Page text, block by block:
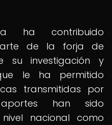
ha contribuido
arte de la forja de
su investigación y
le ha permitido
transmitidas por
aportes han sido
nacional como